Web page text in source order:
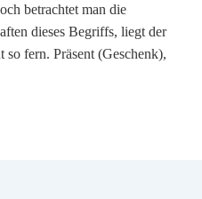
betrachtet man die
dieses Begriffs, liegt der
so fern. Präsent (Geschenk),